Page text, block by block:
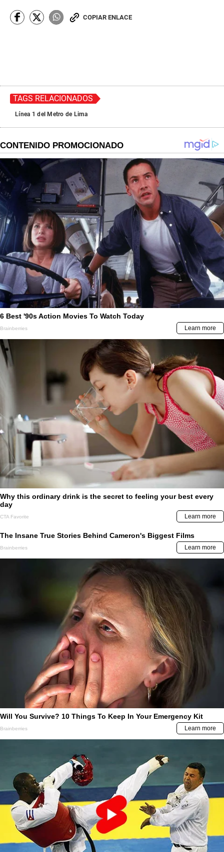
COPIAR ENLACE
TAGS RELACIONADOS
Línea 1 del Metro de Lima